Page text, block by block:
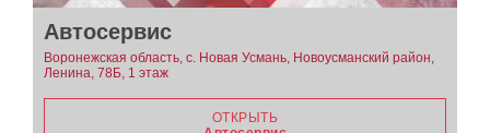
Автосервис
Воронежская область, с. Новая Усмань, Новоусманский район,
Ленина, 78Б, 1 этаж
ОТКРЫТЬ